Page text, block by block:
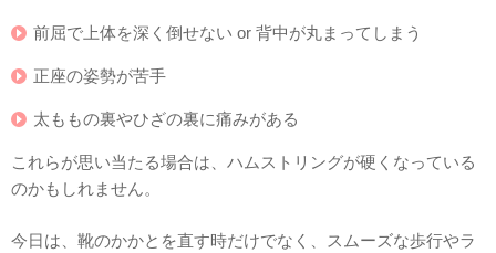
前屈で上体を深く倒せない or 背中が丸まってしまう
正座の姿勢が苦手
太ももの裏やひざの裏に痛みがある
これらが思い当たる場合は、ハムストリングが硬くなっている
のかもしれません。
今日は、靴のかかとを直す時だけでなく、スムーズな歩行やラ